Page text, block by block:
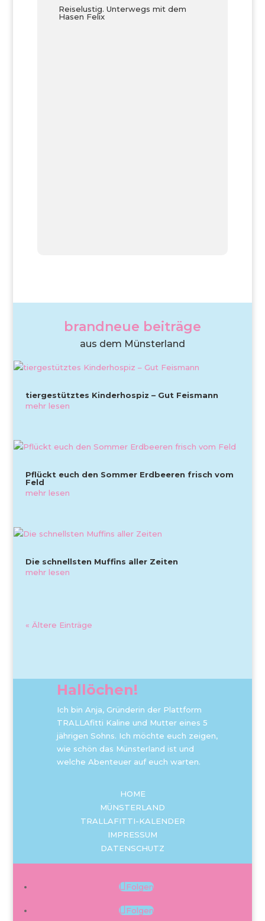
Reiselustig. Unterwegs mit dem
Hasen Felix
brandneue beiträge
aus dem Münsterland
tiergestütztes Kinderhospiz – Gut Feismann
mehr lesen
Pflückt euch den Sommer Erdbeeren frisch vom
Feld
mehr lesen
Die schnellsten Muffins aller Zeiten
mehr lesen
« Ältere Einträge
Hallöchen!
Ich bin Anja, Gründerin der Plattform
TRALLAfitti Kaline und Mutter eines 5
jährigen Sohns. Ich möchte euch zeigen,
wie schön das Münsterland ist und
welche Abenteuer auf euch warten.
HOME
MÜNSTERLAND
TRALLAFITTI-KALENDER
IMPRESSUM
DATENSCHUTZ
Folgen
Folgen